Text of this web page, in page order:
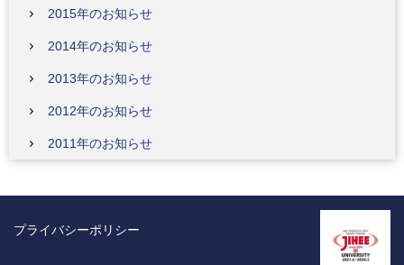
2015年のお知らせ
2014年のお知らせ
2013年のお知らせ
2012年のお知らせ
2011年のお知らせ
プライバシーポリシー